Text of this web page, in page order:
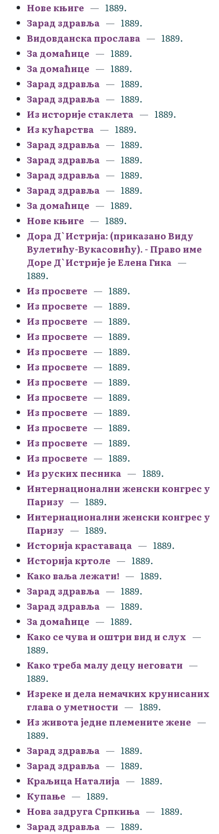
Нове књиге
1889.
Зарад здравља
1889.
Видовданска прослава
1889.
За домаћице
1889.
За домаћице
1889.
Зарад здравља
1889.
Зарад здравља
1889.
Из историје стаклета
1889.
Из кућарства
1889.
Зарад здравља
1889.
Зарад здравља
1889.
Зарад здравља
1889.
Зарад здравља
1889.
За домаћице
1889.
Нове књиге
1889.
Дора Д`Истрија: (приказано Виду
Вулетићу-Вукасовићу). - Право име
Доре Д`Истрије је Елена Гика
1889.
Из просвете
1889.
Из просвете
1889.
Из просвете
1889.
Из просвете
1889.
Из просвете
1889.
Из просвете
1889.
Из просвете
1889.
Из просвете
1889.
Из просвете
1889.
Из просвете
1889.
Из просвете
1889.
Из просвете
1889.
Из руских песника
1889.
Интернационални женски конгрес у
Паризу
1889.
Интернационални женски конгрес у
Паризу
1889.
Историја краставаца
1889.
Историја кртоле
1889.
Како ваља лежати!
1889.
Зарад здравља
1889.
Зарад здравља
1889.
За домаћице
1889.
Како се чува и оштри вид и слух
1889.
Како треба малу децу неговати
1889.
Изреке и дела немачких крунисаних
глава о уметности
1889.
Из живота једне племените жене
1889.
Зарад здравља
1889.
Зарад здравља
1889.
Краљица Наталија
1889.
Купање
1889.
Нова задруга Српкиња
1889.
Зарад здравља
1889.